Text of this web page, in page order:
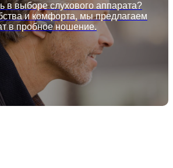
в выборе слухового аппарата?
и комфорта, мы предлагаем
в пробное ношение.